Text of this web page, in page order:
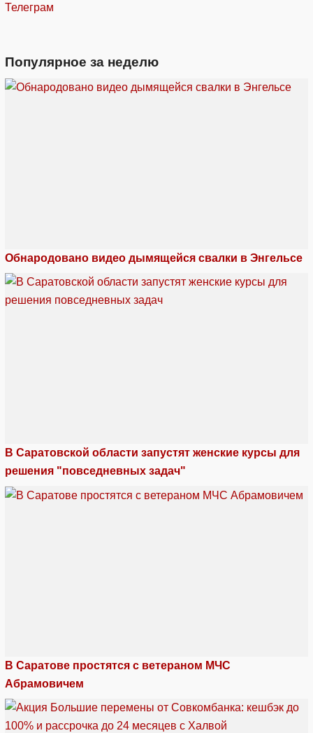
Телеграм
Популярное за неделю
Обнародовано видео дымящейся свалки в Энгельсе
В Саратовской области запустят женские курсы для
решения "повседневных задач"
В Саратове простятся с ветераном МЧС
Абрамовичем